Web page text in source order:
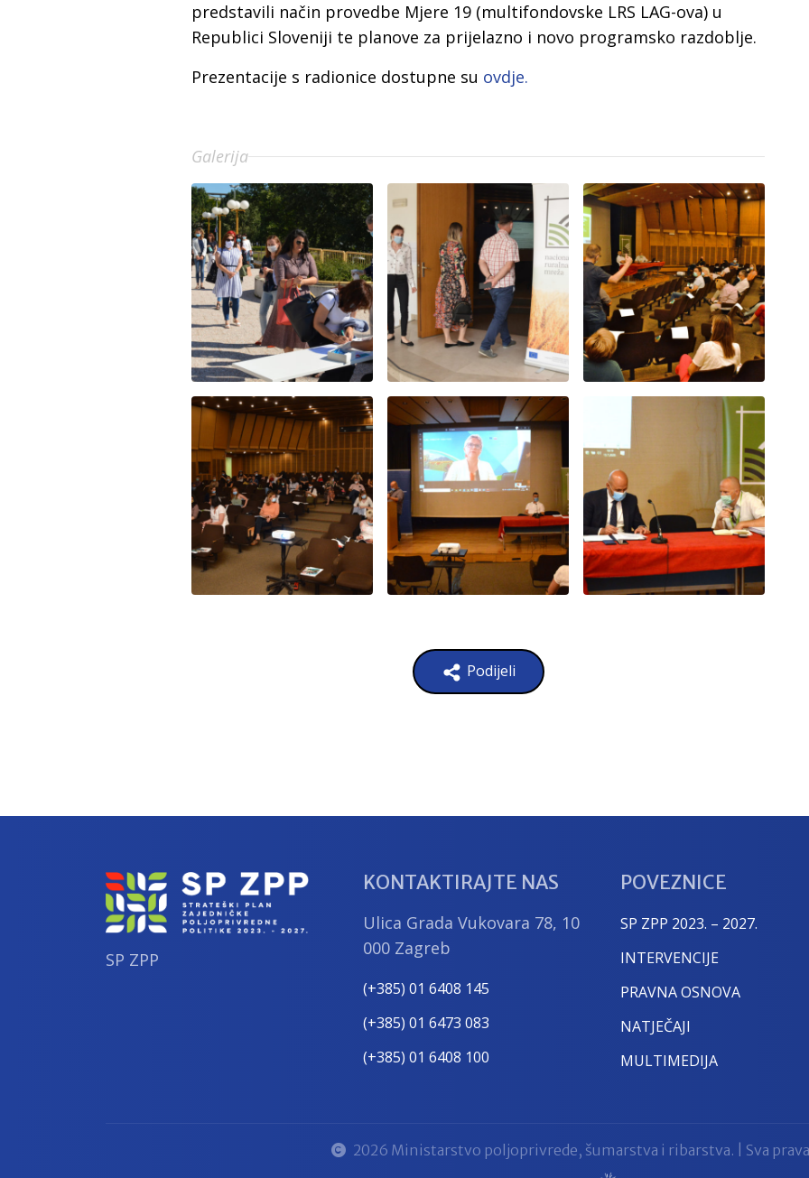
predstavili način provedbe Mjere 19 (multifondovske LRS LAG-ova) u
Republici Sloveniji te planove za prijelazno i novo programsko razdoblje.
Prezentacije s radionice dostupne su ovdje.
Galerija
Podijeli
SP ZPP
KONTAKTIRAJTE NAS
Ulica Grada Vukovara 78, 10
000 Zagreb
(+385) 01 6408 145
(+385) 01 6473 083
(+385) 01 6408 100
POVEZNICE
SP ZPP 2023. – 2027.
INTERVENCIJE
PRAVNA OSNOVA
NATJEČAJI
MULTIMEDIJA
2026 Ministarstvo poljoprivrede, šumarstva i ribarstva. | Sva